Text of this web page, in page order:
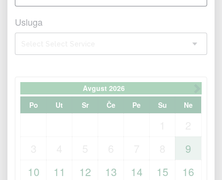
Usluga
Avgust 2026
Po
Ut Sr Če Pe Su Ne
9
10
11 12 13 14 15
16